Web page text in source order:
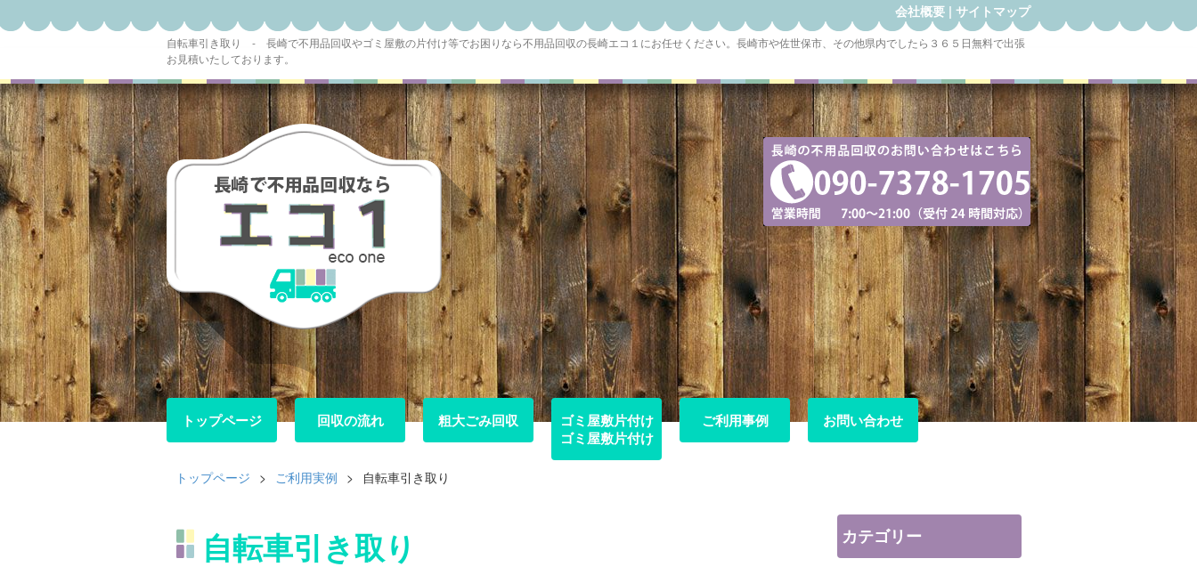
会社概要 | サイトマップ
自転車引き取り - 長崎で不用品回収やゴミ屋敷の片付け等でお困りなら不用品回収の長崎エコ１にお任せください。長崎市や佐世保市、その他県内でしたら３６５日無料で出張
お見積いたしております。
トップページ
トップページ 回収の流れ
回収の流れ 粗大ごみ回収
粗大ごみ回収
ゴミ屋敷片付け
ゴミ屋敷片付け
ご利用事例
ご利用事例 お問い合わせ
お問い合わせ
トップページ > ご利用実例 > 自転車引き取り
自転車引き取り カテゴリー